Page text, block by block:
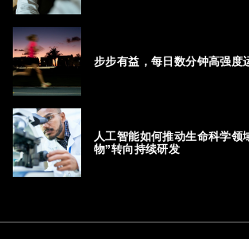
步步有益，每日数分钟高强度
人工智能如何推动生命科学领
物”转向持续研发